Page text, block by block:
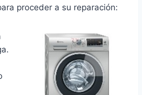
proceder a su reparación: